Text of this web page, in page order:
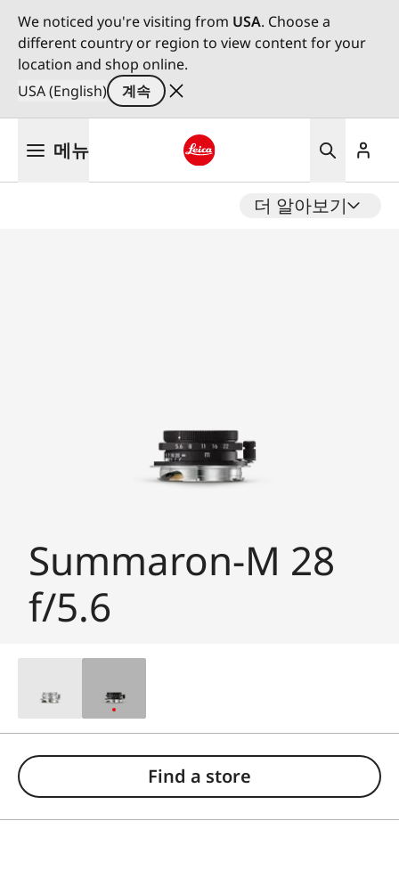
We noticed you're visiting from USA. Choose a
different country or region to view content for your
location and shop online.
USA (English)
계속
메뉴
더 알아보기
Summaron-M 28
f/5.6
Find a store